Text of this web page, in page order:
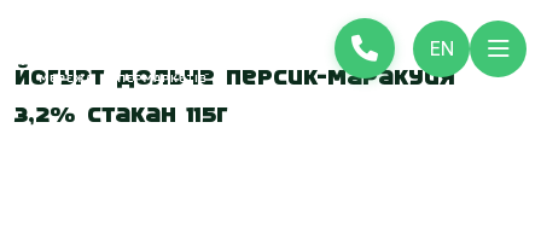
EN
Йогурт Дольче Персик-Маракуйя
3,2% стакан 115г